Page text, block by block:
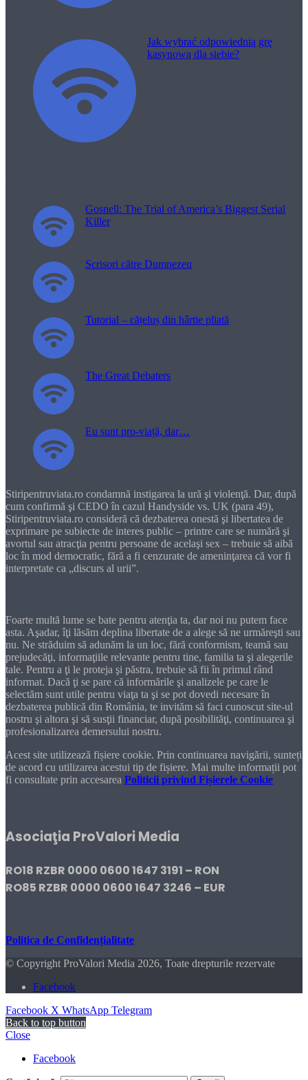
Jak wybrać odpowiednią grę
kasynową dla siebie?
Gosnell: The Trial of America’s Biggest Serial
Killer
Scrisori către Dumnezeu
Tutorial – cățeluș din hârtie pliată
The Great Debaters
Eu sunt pro-viață, dar…
Stiripentruviata.ro condamnă instigarea la ură şi violenţă. Dar, după
cum confirmă şi CEDO în cazul Handyside vs. UK (para 49),
Stiripentruviata.ro consideră că dezbaterea onestă şi libertatea de
exprimare pe subiecte de interes public – printre care se numără şi
avortul sau atracţia pentru persoane de acelaşi sex – trebuie să aibă
loc în mod democratic, fără a fi cenzurate de ameninţarea că vor fi
interpretate ca „discurs al urii”.
Foarte multă lume se bate pentru atenţia ta, dar noi nu putem face
asta. Aşadar, îţi lăsăm deplina libertate de a alege să ne urmăreşti sau
nu. Ne străduim să adunăm la un loc, fără conformism, teamă sau
prejudecăţi, informaţiile relevante pentru tine, familia ta şi alegerile
tale. Pentru a ţi le proteja şi păstra, trebuie să fii în primul rând
informat. Dacă ţi se pare că informările şi analizele pe care le
selectăm sunt utile pentru viaţa ta şi se pot dovedi necesare în
dezbaterea publică din România, te invităm să faci cunoscut site-ul
nostru şi altora şi să susţii financiar, după posibilităţi, continuarea şi
profesionalizarea demersului nostru.
Acest site utilizează fișiere cookie. Prin continuarea navigării, sunteți
de acord cu utilizarea acestui tip de fișiere. Mai multe informații pot
fi consultate prin accesarea Politicii privind Fișierele Cookie
Asociaţia ProValori Media
RO18 RZBR 0000 0600 1647 3191 – RON
RO85 RZBR 0000 0600 1647 3246 – EUR
Politica de Confidențialitate
© Copyright ProValori Media 2026, Toate drepturile rezervate
Facebook
Facebook X WhatsApp Telegram
Back to top button
Close
Facebook